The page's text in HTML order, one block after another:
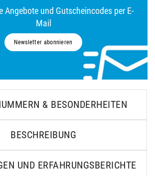
Angebote und Gutscheincodes per E-
Mail
Newsletter abonnieren
& BESONDERHEITEN
BESCHREIBUNG
UND ERFAHRUNGSBERICHTE